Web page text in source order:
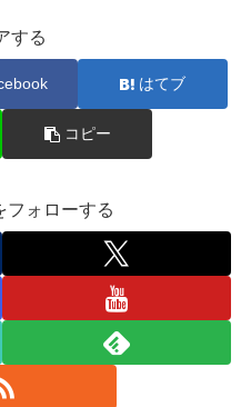
する
はてブ
コピー
フォローする